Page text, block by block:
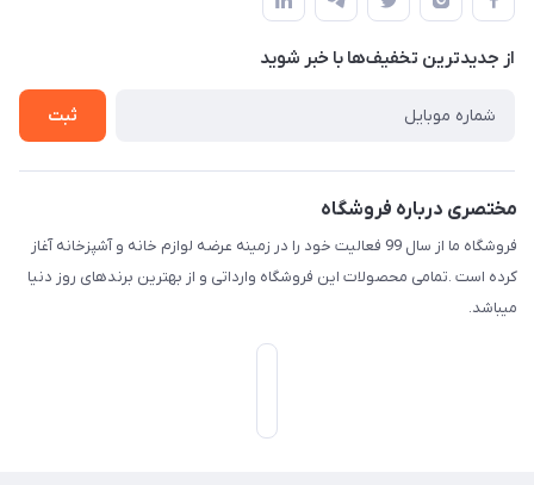
لیست محصولات
درباره ما
حریم خصوصی
راهنما
از جدید‌ترین تخفیف‌ها با‌ خبر شوید
ثبت
مختصری درباره فروشگاه
فروشگاه ما از سال 99 فعالیت خود را در زمینه عرضه لوازم خانه و آشپزخانه آغاز
کرده است .تمامی محصولات این فروشگاه وارداتی و از بهترین برندهای روز دنیا
میباشد.